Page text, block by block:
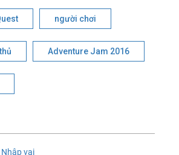
người chơi
Adventure Jam 2016
Nhập vai